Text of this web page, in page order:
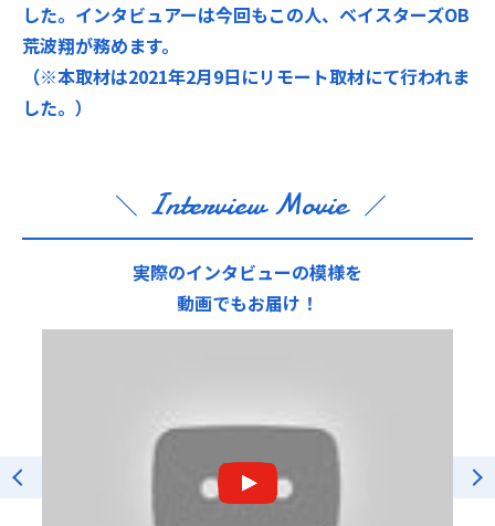
した。インタビュアーは今回もこの人、ベイスターズOB
荒波翔が務めます。
（※本取材は2021年2月9日にリモート取材にて行われま
した。）
Interview Movie
実際のインタビューの模様を
動画でもお届け！